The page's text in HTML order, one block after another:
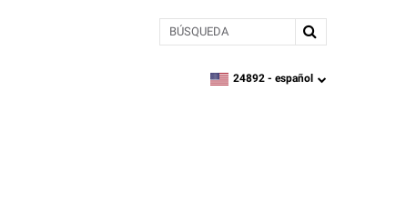
BÚSQUEDA
zipcode,language
24892 - español